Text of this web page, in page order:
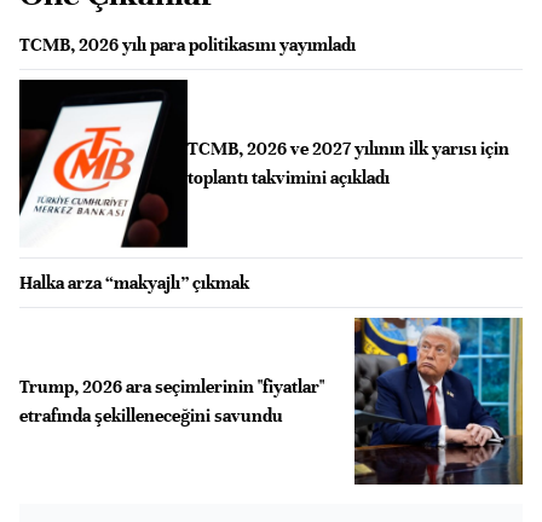
TCMB, 2026 yılı para politikasını yayımladı
TCMB, 2026 ve 2027 yılının ilk yarısı için
toplantı takvimini açıkladı
Halka arza “makyajlı” çıkmak
Trump, 2026 ara seçimlerinin "fiyatlar"
etrafında şekilleneceğini savundu